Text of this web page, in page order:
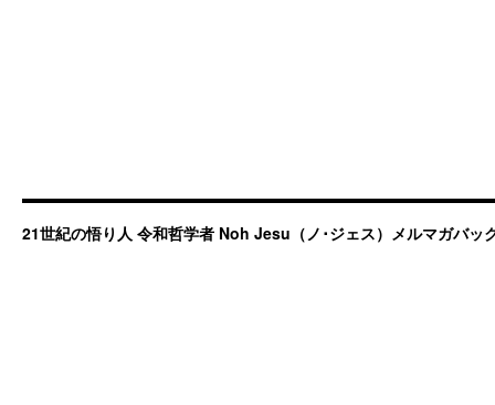
21世紀の悟り人 令和哲学者 Noh Jesu（ノ･ジェス）メルマガバッ